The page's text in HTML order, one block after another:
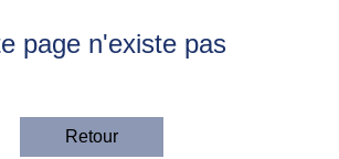
page n'existe pas
Retour